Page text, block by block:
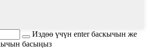
Издөө үчүн enter баскычын же
басыңыз